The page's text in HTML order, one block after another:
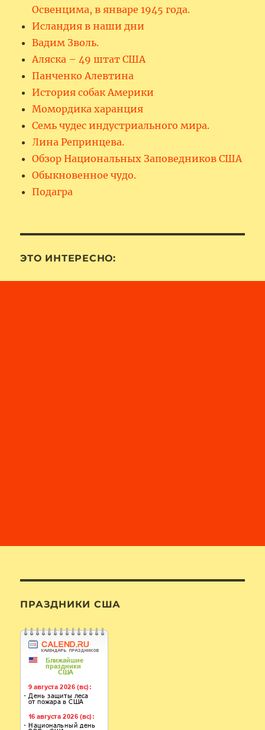
Освенцима, в январе 1945 года.
Исландия в наши дни
Вадим Зволь.
Аляска – 49 штат США
Панченко Алевтина
История собак Америки
Момордика харанция
Семь чудес индустриального мира.
Лина Репринцева.
Обзор Национальных Заповедников США
Обыкновенное чудо.
Подагра
ЭТО ИНТЕРЕСНО:
ПРАЗДНИКИ США